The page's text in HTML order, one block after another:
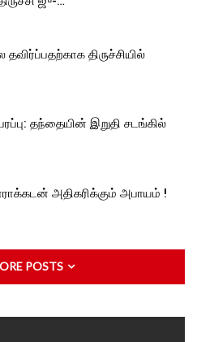
தவிர்ப்பதற்காக திருச்சியில்
தந்தையின் இறுதி சடங்கில்
அதிகரிக்கும் அபாயம் !
POSTS